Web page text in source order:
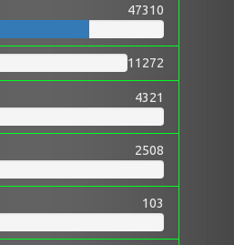
47310
11272
4321
2508
103